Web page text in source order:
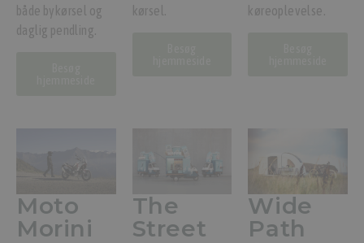
både bykørsel og
daglig pendling.
kørsel.
køreoplevelse.
Moto
Morini
The
Street
Wide
Path